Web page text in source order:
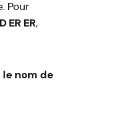
Pour
ER,
nom de